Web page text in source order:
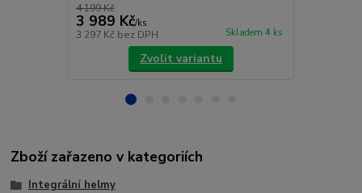
4 199 Kč
3 989 Kč/ks
3 297 Kč bez DPH Skladem 4 ks
Zvolit variantu
Zboží zařazeno v kategoriích
Integrální helmy